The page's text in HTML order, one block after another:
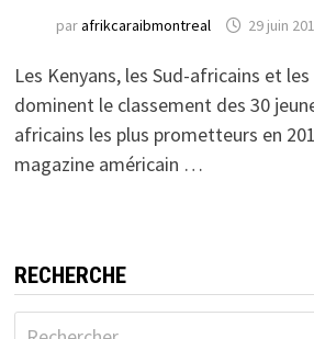
parafrikcaraibmontreal 29 juin
Les Kenyans, les Sud-africains et les
dominent le classement des 30
africains les plus prometteurs en
magazine américain …
RECHERCHE
Rechercher :